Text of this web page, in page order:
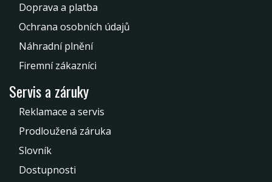
Doprava a platba
Ochrana osobních údajů
Náhradní plnění
Firemní zákazníci
Servis a záruky
Reklamace a servis
Prodloužená záruka
Slovník
Dostupnosti